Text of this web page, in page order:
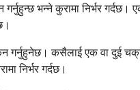
भन्ने कुरामा निर्भर
गर्नुहुनेछ। कसैलाई एक वा
निर्भर गर्दछ।